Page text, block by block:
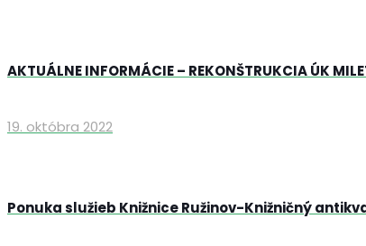
AKTUÁLNE INFORMÁCIE – REKONŠTRUKCIA ÚK
19. októbra 2022
Ponuka služieb Knižnice Ružinov-Knižničný